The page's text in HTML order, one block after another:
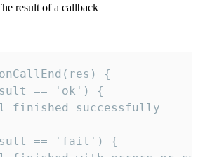
result of a callback
{
== 'ok') {
finished successfully
== 'fail') {